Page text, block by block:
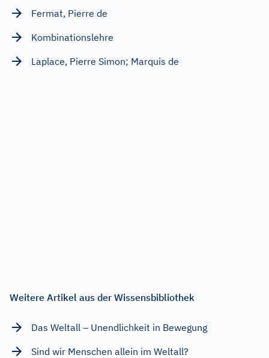
Fermat, Pierre de
Kombinationslehre
Laplace, Pierre Simon; Marquis de
Weitere Artikel aus der Wissensbibliothek
Das Weltall – Unendlichkeit in Bewegung
Sind wir Menschen allein im Weltall?